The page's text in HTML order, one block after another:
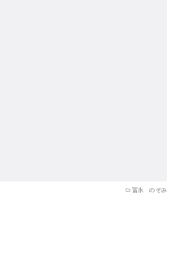
冨永 のぞみ